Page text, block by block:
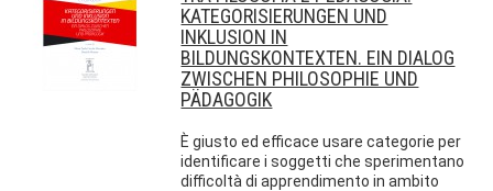
KATEGORISIERUNGEN UND
INKLUSION IN
BILDUNGSKONTEXTEN. EIN DIALOG
ZWISCHEN PHILOSOPHIE UND
PÄDAGOGIK
È giusto ed efficace usare categorie per
identificare i soggetti che sperimentano
difficoltà di apprendimento in ambito